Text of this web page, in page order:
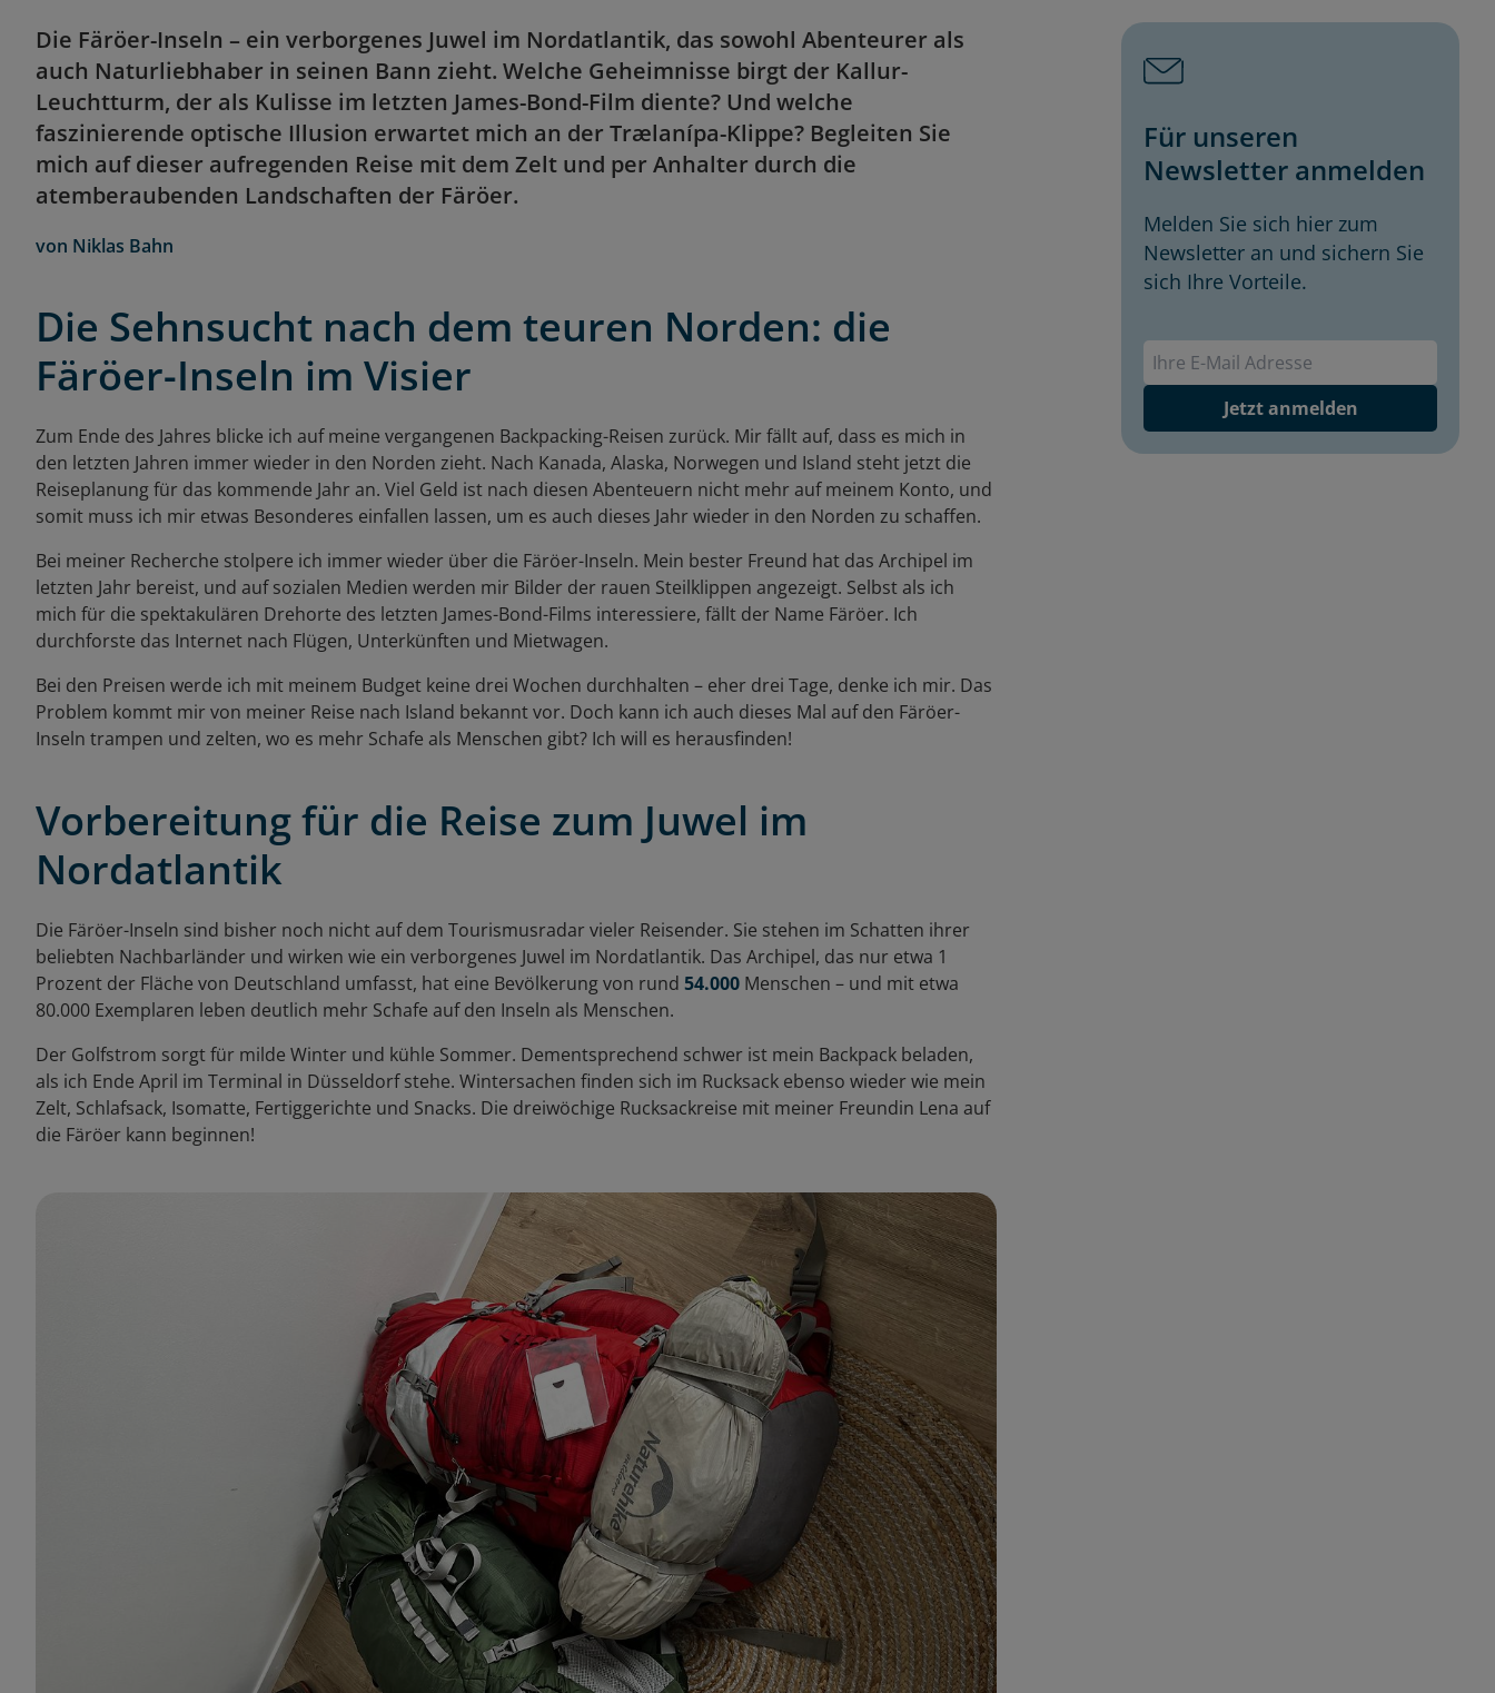
Die Färöer-Inseln – ein verborgenes Juwel im Nordatlantik, das sowohl Abenteurer als
auch Naturliebhaber in seinen Bann zieht. Welche Geheimnisse birgt der Kallur-
Leuchtturm, der als Kulisse im letzten James-Bond-Film diente? Und welche
faszinierende optische Illusion erwartet mich an der Trælanípa-Klippe? Begleiten Sie
mich auf dieser aufregenden Reise mit dem Zelt und per Anhalter durch die
atemberaubenden Landschaften der Färöer.
von Niklas Bahn
Die Sehnsucht nach dem teuren Norden: die
Färöer-Inseln im Visier
Zum Ende des Jahres blicke ich auf meine vergangenen Backpacking-Reisen zurück. Mir fällt auf, dass es mich in
den letzten Jahren immer wieder in den Norden zieht. Nach Kanada, Alaska, Norwegen und Island steht jetzt die
Reiseplanung für das kommende Jahr an. Viel Geld ist nach diesen Abenteuern nicht mehr auf meinem Konto, und
somit muss ich mir etwas Besonderes einfallen lassen, um es auch dieses Jahr wieder in den Norden zu schaffen.
Bei meiner Recherche stolpere ich immer wieder über die Färöer-Inseln. Mein bester Freund hat das Archipel im
letzten Jahr bereist, und auf sozialen Medien werden mir Bilder der rauen Steilklippen angezeigt. Selbst als ich
mich für die spektakulären Drehorte des letzten James-Bond-Films interessiere, fällt der Name Färöer. Ich
durchforste das Internet nach Flügen, Unterkünften und Mietwagen.
Bei den Preisen werde ich mit meinem Budget keine drei Wochen durchhalten – eher drei Tage, denke ich mir. Das
Problem kommt mir von meiner Reise nach Island bekannt vor. Doch kann ich auch dieses Mal auf den Färöer-
Inseln trampen und zelten, wo es mehr Schafe als Menschen gibt? Ich will es herausfinden!
Vorbereitung für die Reise zum Juwel im
Nordatlantik
Die Färöer-Inseln sind bisher noch nicht auf dem Tourismusradar vieler Reisender. Sie stehen im Schatten ihrer
beliebten Nachbarländer und wirken wie ein verborgenes Juwel im Nordatlantik. Das Archipel, das nur etwa 1
Prozent der Fläche von Deutschland umfasst, hat eine Bevölkerung von rund 54.000 Menschen – und mit etwa
80.000 Exemplaren leben deutlich mehr Schafe auf den Inseln als Menschen.
Der Golfstrom sorgt für milde Winter und kühle Sommer. Dementsprechend schwer ist mein Backpack beladen,
als ich Ende April im Terminal in Düsseldorf stehe. Wintersachen finden sich im Rucksack ebenso wieder wie mein
Zelt, Schlafsack, Isomatte, Fertiggerichte und Snacks. Die dreiwöchige Rucksackreise mit meiner Freundin Lena auf
die Färöer kann beginnen!
Für unseren
Newsletter anmelden
Melden Sie sich hier zum
Newsletter an und sichern Sie
sich Ihre Vorteile.
Jetzt anmelden